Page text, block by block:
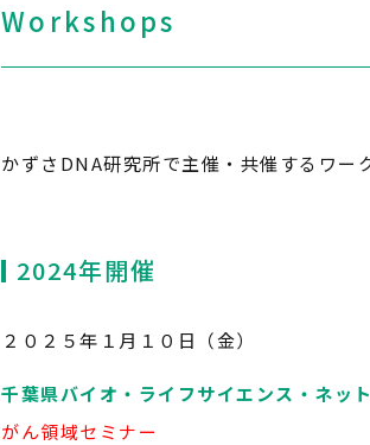
Workshops
かずさDNA研究所で主催・共催するワー
2024年開催
２０２５年１月１０日（金）
千葉県バイオ・ライフサイエンス・ネッ
がん領域セミナー